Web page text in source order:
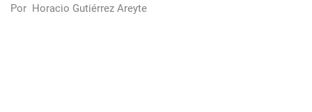
Por Horacio Gutiérrez Areyte